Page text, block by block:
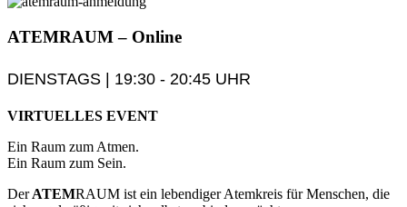
ATEMRAUM– Online
DIENSTAGS | 19:30 - 20:45 UHR
VIRTUELLES EVENT
Ein Raum zum Atmen.
Ein Raum zum Sein.
DerATEMRAUM ist ein lebendiger Atemkreis für Menschen, die